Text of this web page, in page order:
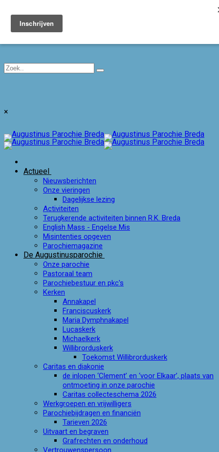
Toggle navigation
×
Actueel
Nieuwsberichten
Onze vieringen
Dagelijkse lezing
Activiteiten
Terugkerende activiteiten binnen R.K. Breda
English Mass - Engelse Mis
Misintenties opgeven
Parochiemagazine
De Augustinusparochie
Onze parochie
Pastoraal team
Parochiebestuur en pkc's
Kerken
Annakapel
Franciscuskerk
Maria Dymphnakapel
Lucaskerk
Michaelkerk
Willibrorduskerk
Toekomst Willibrorduskerk
Caritas en diakonie
de inlopen ‘Clement’ en ‘voor Elkaar’, plaats van
ontmoeting in onze parochie
Caritas collecteschema 2026
Werkgroepen en vrijwilligers
Parochiebijdragen en financiën
Tarieven 2026
Uitvaart en begraven
Grafrechten en onderhoud
Vertrouwenspersoon